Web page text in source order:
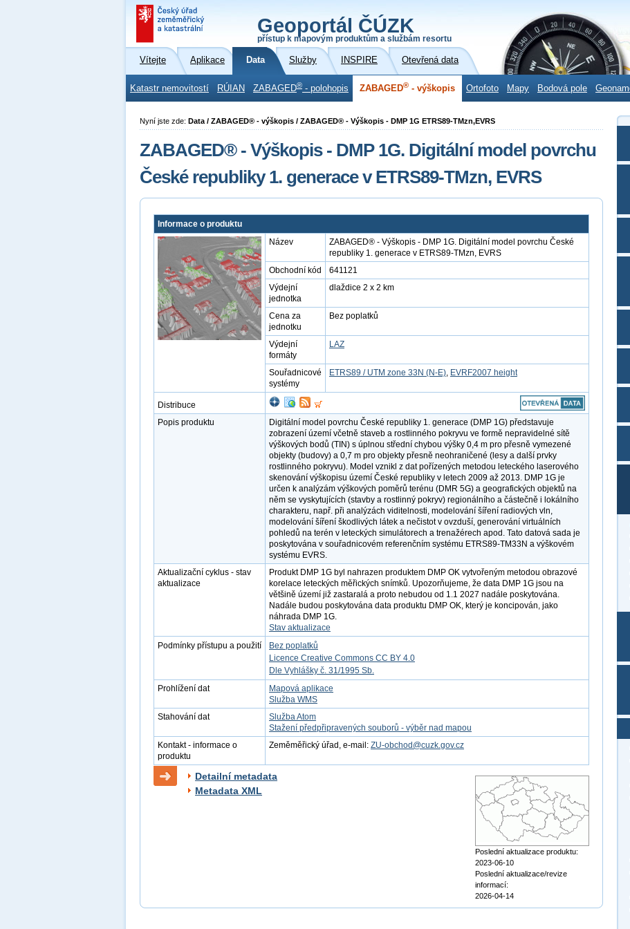
Geoportál ČÚZK
přístup k mapovým produktům a službám resortu
Vítejte Aplikace Data Služby INSPIRE Otevřená data
Katastr nemovitostí RÚIAN ZABAGED® - polohopis ZABAGED® - výškopis Ortofoto Mapy Bodová pole
Nyní jste zde: Data / ZABAGED® - výškopis / ZABAGED® - Výškopis - DMP 1G ETRS89-TMzn,EVRS
ZABAGED® - Výškopis - DMP 1G. Digitální model povrchu
České republiky 1. generace v ETRS89-TMzn, EVRS
Informace o produktu
Název
ZABAGED® - Výškopis - DMP 1G. Digitální model povrchu České
republiky 1. generace v ETRS89-TMzn, EVRS
Obchodní kód
641121
Výdejní
jednotka
dlaždice 2 x 2 km
Cena za
jednotku
Bez poplatků
Výdejní
formáty
LAZ
Souřadnicové
systémy
ETRS89 / UTM zone 33N (N-E), EVRF2007 height
Distribuce
Popis produktu
Digitální model povrchu České republiky 1. generace (DMP 1G) představuje
zobrazení území včetně staveb a rostlinného pokryvu ve formě nepravidelné sítě
výškových bodů (TIN) s úplnou střední chybou výšky 0,4 m pro přesně vymezené
objekty (budovy) a 0,7 m pro objekty přesně neohraničené (lesy a další prvky
rostlinného pokryvu). Model vznikl z dat pořízených metodou leteckého laserového
skenování výškopisu území České republiky v letech 2009 až 2013. DMP 1G je
určen k analýzám výškových poměrů terénu (DMR 5G) a geografických objektů na
něm se vyskytujících (stavby a rostlinný pokryv) regionálního a částečně i lokálního
charakteru, např. při analýzách viditelnosti, modelování šíření radiových vln,
modelování šíření škodlivých látek a nečistot v ovzduší, generování virtuálních
pohledů na terén v leteckých simulátorech a trenažérech apod. Tato datová sada je
poskytována v souřadnicovém referenčním systému ETRS89-TM33N a výškovém
systému EVRS.
Aktualizační cyklus - stav
aktualizace
Produkt DMP 1G byl nahrazen produktem DMP OK vytvořeným metodou obrazové
korelace leteckých měřických snímků. Upozorňujeme, že data DMP 1G jsou na
většině území již zastaralá a proto nebudou od 1.1 2027 nadále poskytována.
Nadále budou poskytována data produktu DMP OK, který je koncipován, jako
náhrada DMP 1G.
Stav aktualizace
Podmínky přístupu a použití
Bez poplatků
Licence Creative Commons CC BY 4.0
Dle Vyhlášky č. 31/1995 Sb.
Prohlížení dat
Mapová aplikace
Služba WMS
Stahování dat
Služba Atom
Stažení předpřipravených souborů - výběr nad mapou
Kontakt - informace o
produktu
Zeměměřický úřad, e-mail: ZU-obchod@cuzk.gov.cz
Detailní metadata
Metadata XML
Poslední aktualizace produktu:
2023-06-10
Poslední aktualizace/revize
informací:
2026-04-14